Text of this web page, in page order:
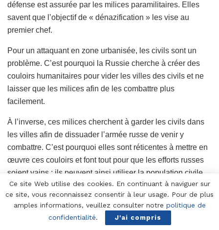
défense est assurée par les milices paramilitaires. Elles
savent que l’objectif de « dénazification » les vise au
premier chef.
Pour un attaquant en zone urbanisée, les civils sont un
problème. C’est pourquoi la Russie cherche à créer des
couloirs humanitaires pour vider les villes des civils et ne
laisser que les milices afin de les combattre plus
facilement.
À l’inverse, ces milices cherchent à garder les civils dans
les villes afin de dissuader l’armée russe de venir y
combattre. C’est pourquoi elles sont réticentes à mettre en
œuvre ces couloirs et font tout pour que les efforts russes
soient vains : ils peuvent ainsi utiliser la population civile
comme « boucliers humains ». Les vidéos montrant des
civils cherchant à quitter Marioupol et tabassés par les
combattants du régiment Azov sont naturellement
soigneusement censurées chez nous.
Ce site Web utilise des cookies. En continuant à naviguer sur
ce site, vous reconnaissez consentir à leur usage. Pour de plus
amples informations, veuillez consulter notre politique de
confidentialité. J'ai compris